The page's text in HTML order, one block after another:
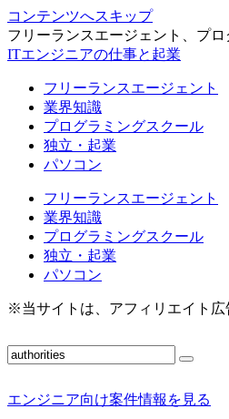
コンテンツへスキップ
フリーランスエージェント、プ
ITエンジニアの仕事と起業
フリーランスエージェント
業界知識
プログラミングスクール
独立・起業
パソコン
フリーランスエージェント
業界知識
プログラミングスクール
独立・起業
パソコン
※当サイトは、アフィリエイト広
エンジニア向け案件情報を見る